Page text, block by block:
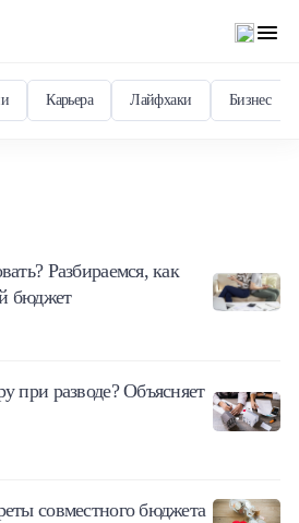
Карьера Лайфхаки Бизнес
Разбираемся, как
бюджет
при разводе? Объясняет
совместного бюджета